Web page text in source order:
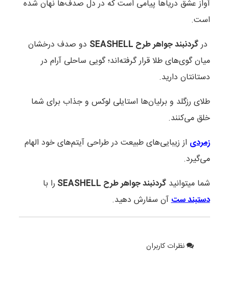
آواز عشق دریاها پیامی است که در دل صدف‌ها نهان شده
است.
درگردنبند جواهر طرح SEASHELL
دو صدف درخشان
میان گوی‌های طلا قرار گرفته‌اند؛ گویی ساحلی آرام در
دستانتان دارید.
طلای رزگلد و برلیان‌ها استایلی لوکس و جذاب برای شما
خلق می‌کنند.
زمردی از زیبایی‌های طبیعت در طراحی‌ آیتم‌های خود الهام
می‌گیرد.
شما میتوانیدگردنبند جواهر طرح SEASHELL
را با
دستبند ستآن سفارش دهید.
نظرات کاربران